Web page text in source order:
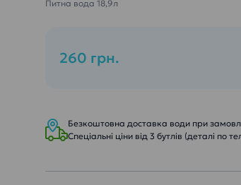
Питна вода 18,9л
260 грн.
Безкоштовна доставка води при
Спеціальні ціни від 3 бутлів (деталі по